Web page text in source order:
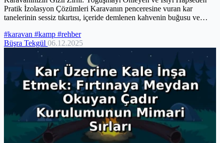
Pratik İzolasyon Çözümleri Karavanın penceresine vuran kar
tanelerinin sessiz tıkırtısı, içeride demlenen kahvenin buğusu ve
#karavan #kamp #rehber
Büşra Tekgül 06.12.2025